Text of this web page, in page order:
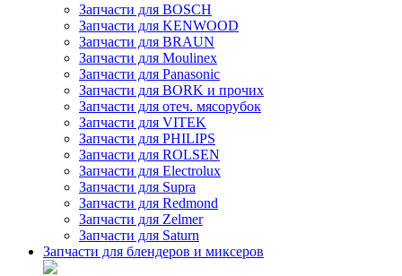
Запчасти для BOSCH
Запчасти для KENWOOD
Запчасти для BRAUN
Запчасти для Moulinex
Запчасти для Panasonic
Запчасти для BORK и прочих
Запчасти для отеч. мясорубок
Запчасти для VITEK
Запчасти для PHILIPS
Запчасти для ROLSEN
Запчасти для Electrolux
Запчасти для Supra
Запчасти для Redmond
Запчасти для Zelmer
Запчасти для Saturn
Запчасти для блендеров и миксеров